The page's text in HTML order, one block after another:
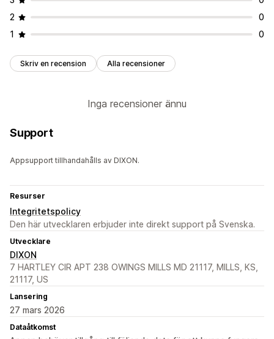
2
0
1
0
Skriv en recension Alla recensioner
Inga recensioner ännu
Support
Appsupport tillhandahålls av DIXON.
Resurser
Integritetspolicy
Den här utvecklaren erbjuder inte direkt support på Svenska.
Utvecklare
DIXON
7 HARTLEY CIR APT 238 OWINGS MILLS MD 21117, MILLS, KS,
21117, US
Lansering
27 mars 2026
Dataåtkomst